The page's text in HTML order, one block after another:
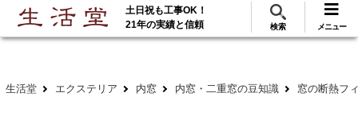
ご利用 288万･工事実績117万件! 無料見積
土日祝も工事OK！
21年の実績と信頼
検索 メニュー
生活堂 エクステリア 内窓 内窓・二重窓の豆知識 窓の断熱フ